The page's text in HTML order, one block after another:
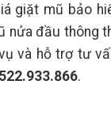
giặt mũ bảo
nửa đầu thông
và hỗ trợ tư
.